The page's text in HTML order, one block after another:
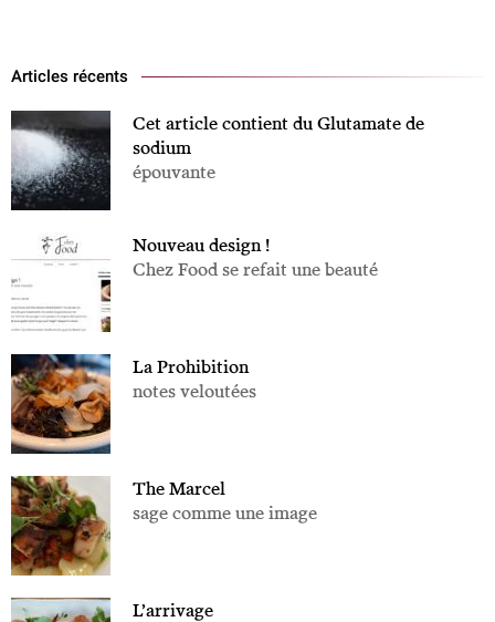
Articles récents
Cet article contient du Glutamate de
sodium
épouvante
Nouveau design !
Chez Food se refait une beauté
La Prohibition
notes veloutées
The Marcel
sage comme une image
L’arrivage